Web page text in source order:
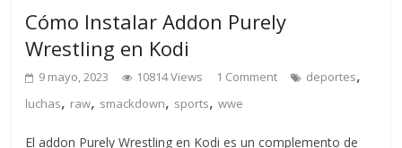
Cómo Instalar Addon Purely
Wrestling en Kodi
9 mayo, 2023 10814 Views 1 Comment deportes,
luchas, raw, smackdown, sports,wwe
El addon Purely Wrestling en Kodi es un complemento de